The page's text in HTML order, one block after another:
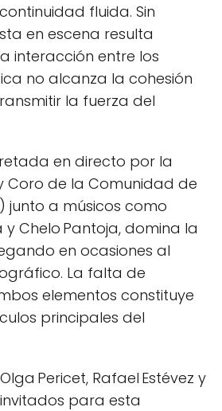
fluida. Sin
en escena resulta
interacción entre los
no alcanza la cohesión
la fuerza del
en directo por la
Coro de la Comunidad de
junto a músicos como
y Chelo Pantoja, domina la
en ocasiones al
La falta de
elementos constituye
principales del
Pericet, Rafael Estévez y
para esta